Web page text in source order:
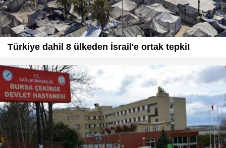
Türkiye dahil 8 ülkeden İsrail'e ortak tepki!